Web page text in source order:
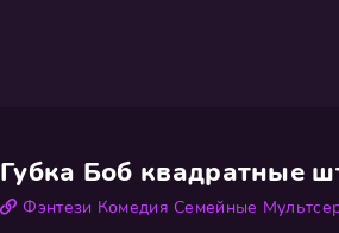
Губка Боб квадратные
Фэнтези Комедия Семейные